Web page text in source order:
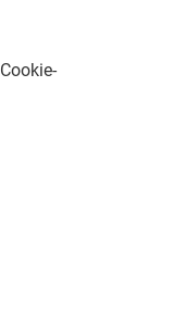
Cookie-